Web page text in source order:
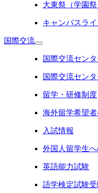
大東祭（学園祭
キャンパスラ
国際交流
国際交流セン
国際交流セン
留学・研修制度
海外留学希望
入試情報
外国人留学生
英語能力試験
語学検定試験